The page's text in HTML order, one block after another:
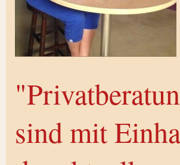
sind mit